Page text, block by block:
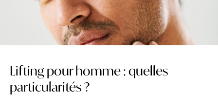
Lifting pour homme : quelles
particularités ?